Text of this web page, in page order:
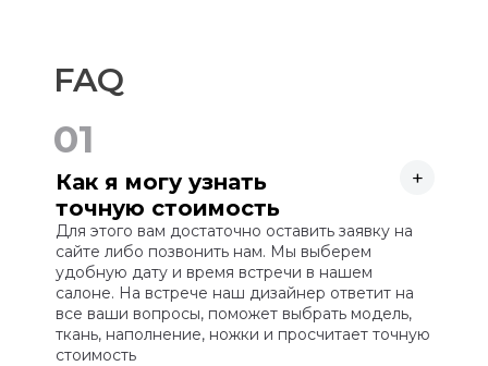
FAQ
01
Как я могу узнать
точную стоимость
мебели?
+
Для этого вам достаточно оставить заявку на
сайте либо позвонить нам. Мы выберем
удобную дату и время встречи в нашем
салоне. На встрече наш дизайнер ответит на
все ваши вопросы, поможет выбрать модель,
ткань, наполнение, ножки и просчитает точную
стоимость